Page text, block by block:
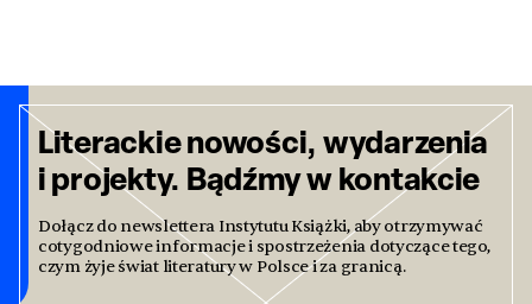
Literackie nowości, wydarzenia
i projekty. Bądźmy w kontakcie
Dołącz do newslettera Instytutu Książki, aby otrzymywać
cotygodniowe informacje i spostrzeżenia dotyczące tego,
czym żyje świat literatury w Polsce i za granicą.